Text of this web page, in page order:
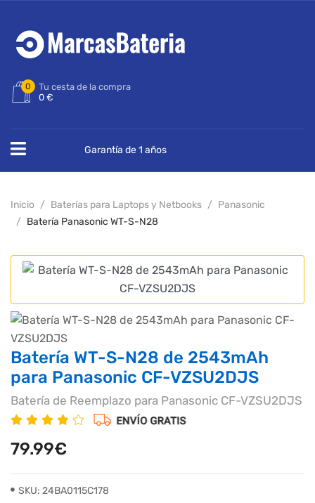
0
Tu cesta de la compra
0 €
Garantía de 1 años
Inicio Baterías para Laptops y Netbooks
Panasonic
Batería Panasonic WT-S-N28
Batería WT-S-N28 de 2543mAh
para Panasonic CF-VZSU2DJS
Batería de Reemplazo para Panasonic CF-VZSU2DJS
79.99€
SKU: 24BA0115C178